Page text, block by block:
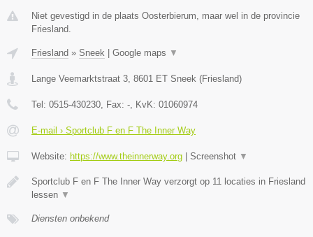
Niet gevestigd in de plaats Oosterbierum, maar wel in de provincie
Friesland.
Friesland » Sneek | Google maps ▼
Lange Veemarktstraat 3 8601 ET Sneek (Friesland)
Tel: 0515-430230 , Fax: - , KvK: 01060974
E-mail › Sportclub F en F The Inner Way
Website: https://www.theinnerway.org | Screenshot ▼
Sportclub F en F The Inner Way verzorgt op 11 locaties in Friesland
lessen ▼
Diensten onbekend